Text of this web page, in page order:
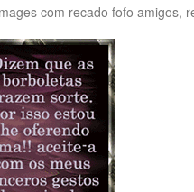
com recado fofo amigos,